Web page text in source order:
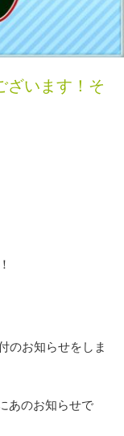
ざいます！そ
のお知らせをしま
あのお知らせで